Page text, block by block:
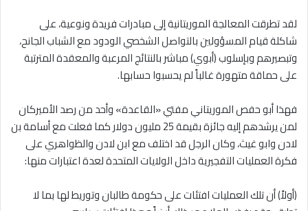
لقد تطرقت المعالجة الموريتانية إلى مبادرات فريدة ونوعية، على
شاكلة قيام المسؤولين بالتواصل الشخصي الودود مع الشباب الجانح،
وتبصيرهم وبإسلوب (أبوي) مباشر بالنتائج المرعبة والمعقدة المترتبة
على حماقة متهورة غالباً لم يحسبوا حسابها.
فهذا أبو حفص الموريتاني مفتي «القاعدة» وأحد من رصد الأميركان
لمن يرشدهم إليه جائزة بقيمة 25 مليون دولار كما فعلت مع أسامة بن
لادن وابو غيث، وكان الرجل قد اختلف مع ابن لادن والظواهري على
فكرة العمليات التفجيرية داخل الولايات المتحدة لعدة اعتبارات منها:
(أولاً) أن تلك العمليات افتئات على حكومة طالبان وتوريط لها بما لا